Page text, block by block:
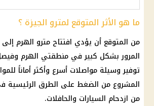
ما هو الأثر المتوقع لمترو الجيزة ؟
من المتوقع أن يؤدي افتتاح مترو الهرم
المروربشكل كبير في منطقتي الهرم
توفير وسيلة مواصلات أسرع وأكثر أماناً
المشروع من الضغط على الطرق الرئيسية
من ازدحام السيارات والحافلات.